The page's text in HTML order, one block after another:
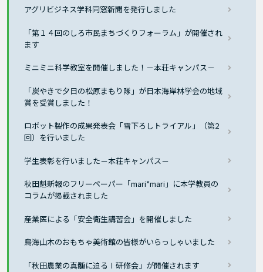
アグリビジネス学科同窓新聞を発行しました
「第１４回のしろ市民まちづくりフォーラム」が開催され
ます
ミニミニ科学教室を開催しました！－本荘キャンパス－
「炭やきで夕日の松原まもり隊」が日本海岸林学会の地域
賞を受賞しました！
ロボット製作の成果発表会「雪下ろしトライアル」（第2
回）を行いました
学生表彰を行いました－本荘キャンパス－
秋田魁新報のフリーペーパー「mari*mari」に本学教員の
コラムが掲載されました
産業医による「安全衛生講習会」を開催しました
鳥海山木のおもちゃ美術館の皆様がいらっしゃいました
「秋田農業の真髄に迫るⅠ研修会」が開催されます